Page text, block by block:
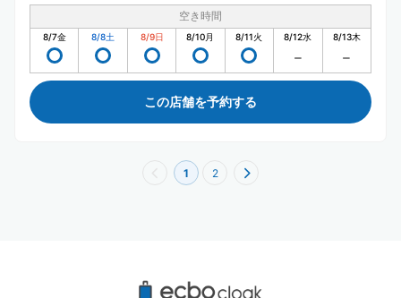
空き時間
8/7金 8/8土 8/9日 8/10月 8/11火 8/12水 8/13木
この店舗を予約する
1 2
屏東県周辺のおすすめコインロッカー